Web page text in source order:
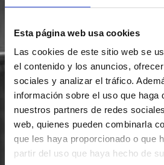
Esta página web usa cookies
Las cookies de este sitio web se
el contenido y los anuncios,
sociales y analizar el tráfico.
información sobre el uso que haga
nuestros partners de redes
web, quienes pueden combinarla
que les haya proporcionado o que
partir del uso que haya hecho de